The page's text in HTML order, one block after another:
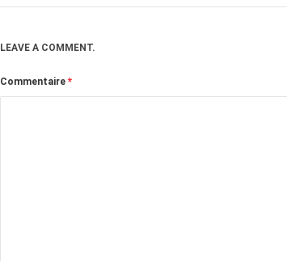
LEAVE A COMMENT.
Commentaire *